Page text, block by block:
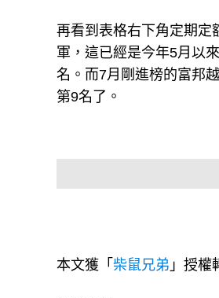
再看到表格右下角定期定
軍，這已經是今年5月以
名。而7月剛進榜的富邦
第9名了。
本文獲「 柴鼠兄弟 」授權